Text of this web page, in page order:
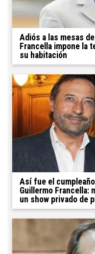
Adiós a las mesas
Francella impone la
su habitación
Así fue el
Guillermo Francella:
un show privado de